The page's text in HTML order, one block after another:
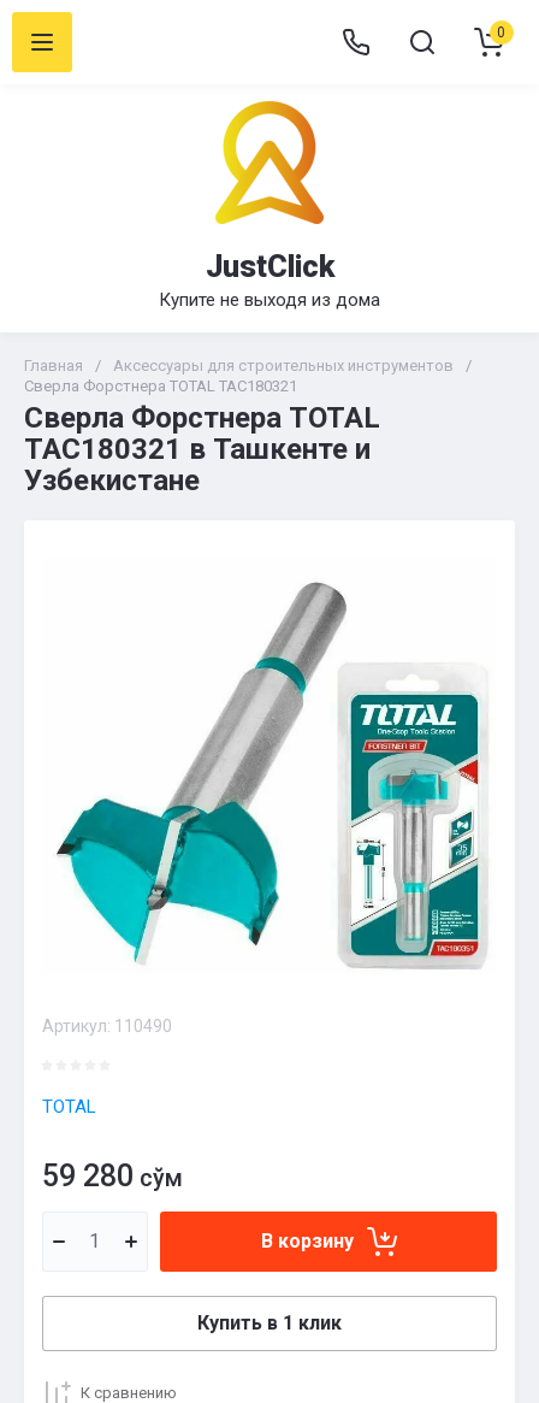
JustClick
Купите не выходя из дома
0
Главная / Аксессуары для строительных инструментов
/
Сверла Форстнера TOTAL TAC180321
Сверла Форстнера TOTAL
TAC180321 в Ташкенте и
Узбекистане
Артикул: 110490
TOTAL
59 280 сўм
В корзину
Купить в 1 клик
К сравнению